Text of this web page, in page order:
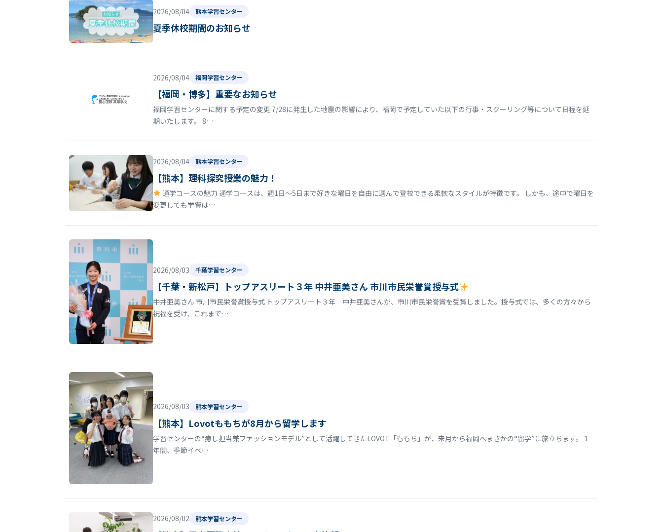
2026/08/04 熊本学習センター
夏季休校期間のお知らせ
2026/08/04 福岡学習センター
【福岡・博多】重要なお知らせ
福岡学習センターに関する予定の変更 7/28に発生した地震の影響により、福岡で予定していた以下の行事・スクーリング等について日程を延
期いたします。 8…
2026/08/04 熊本学習センター
【熊本】理科探究授業の魅力！
通学コースの魅力 通学コースは、週1日〜5日まで好きな曜日を自由に選んで登校できる柔軟なスタイルが特徴です。 しかも、途中で曜日を
変更しても学費は…
2026/08/03 千葉学習センター
【千葉・新松戸】トップアスリート３年 中井亜美さん 市川市民栄誉賞授与式
中井亜美さん 市川市民栄誉賞授与式 トップアスリート３年 中井亜美さんが、市川市民栄誉賞を受賞しました。授与式では、多くの方々から
祝福を受け、これまで…
2026/08/03 熊本学習センター
【熊本】Lovotももちが8月から留学します
学習センターの“癒し担当兼ファッションモデル”として活躍してきたLOVOT「ももち」が、来月から福岡へまさかの“留学”に旅立ちます。 1
年間、季節イベ…
2026/08/02 熊本学習センター